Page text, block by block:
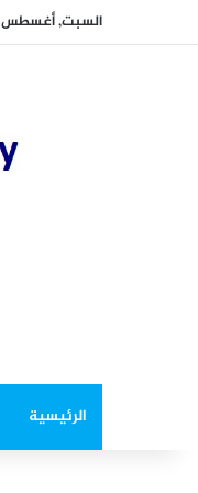
السبت, أغسطس 8 2026
الرئيسية